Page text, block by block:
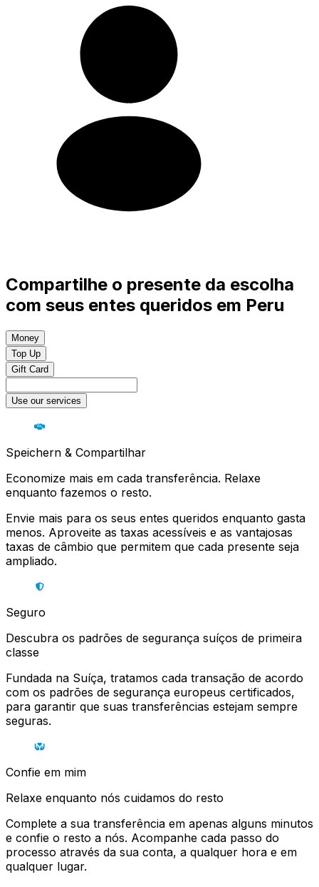
Compartilhe o presente da escolha
com seus entes queridos em Peru
Money
Top Up
Gift Card
Use our services
Speichern & Compartilhar
Economize mais em cada transferência. Relaxe
enquanto fazemos o resto.
Envie mais para os seus entes queridos enquanto gasta
menos. Aproveite as taxas acessíveis e as vantajosas
taxas de câmbio que permitem que cada presente seja
ampliado.
Seguro
Descubra os padrões de segurança suíços de primeira
classe
Fundada na Suíça, tratamos cada transação de acordo
com os padrões de segurança europeus certificados,
para garantir que suas transferências estejam sempre
seguras.
Confie em mim
Relaxe enquanto nós cuidamos do resto
Complete a sua transferência em apenas alguns minutos
e confie o resto a nós. Acompanhe cada passo do
processo através da sua conta, a qualquer hora e em
qualquer lugar.